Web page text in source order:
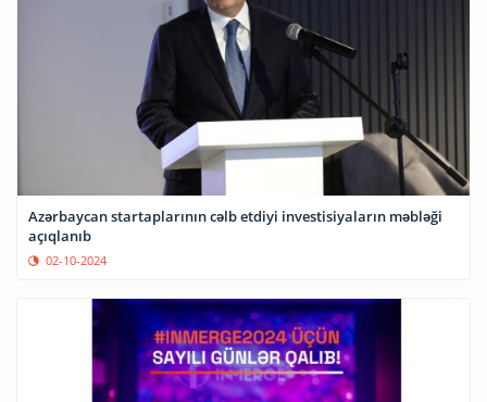
Azərbaycan startaplarının cəlb etdiyi investisiyaların məbləği
açıqlanıb
02-10-2024